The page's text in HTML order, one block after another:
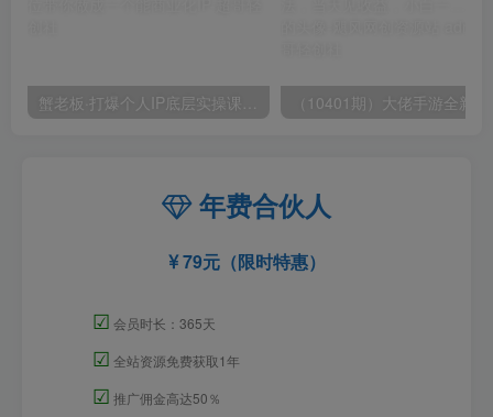
蟹老板·打爆个人IP底层实操课，教你成熟专业的打造IP技能，全方位带你做成一个能商业化IP
年费合伙人
79元（限时特惠）
☑ 会员时长：365天
☑ 全站资源免费获取1年
☑ 推广佣金高达50％